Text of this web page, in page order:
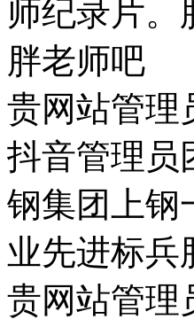
师纪录片。
胖老师吧
贵网站管理
抖音管理员
钢集团上钢
业先进标兵
贵网站管理